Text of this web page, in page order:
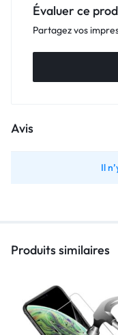
Évaluer ce
Partagez vos
Avis
Il
Produits similaires